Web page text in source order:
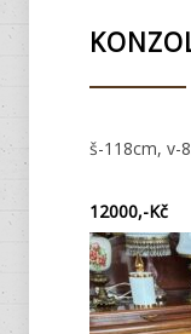
š-118cm, v-
12000,-Kč